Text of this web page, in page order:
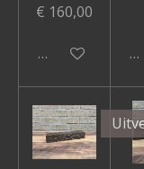
€ 160,00
In winkelwagen